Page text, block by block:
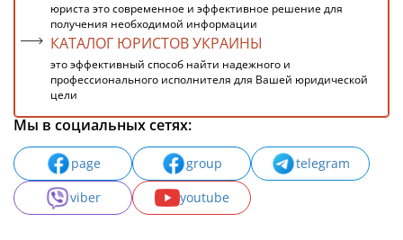
юриста это современное и эффективное решение для
получения необходимой информации
КАТАЛОГ ЮРИСТОВ УКРАИНЫ
это эффективный способ найти надежного и
профессионального исполнителя для Вашей юридической
цели
Мы в социальных сетях:
page group
telegram
viber
youtube